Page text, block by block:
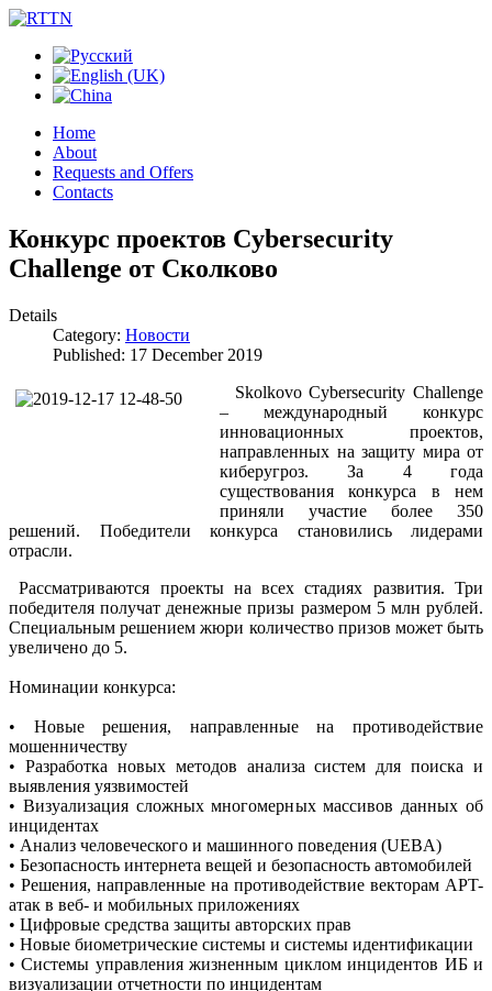
Home
About
Requests and Offers
Contacts
Конкурс проектов Cybersecurity
Challenge от Сколково
Details
Category: Новости
Published: 17 December 2019
Skolkovo Cybersecurity Challenge
– международный конкурс
инновационных проектов,
направленных на защиту мира от
киберугроз. За 4 года
существования конкурса в нем
приняли участие более 350
решений. Победители конкурса становились лидерами
отрасли.
Рассматриваются проекты на всех стадиях развития. Три
победителя получат денежные призы размером 5 млн рублей.
Специальным решением жюри количество призов может быть
увеличено до 5.
Номинации конкурса:
• Новые решения, направленные на противодействие
мошенничеству
• Разработка новых методов анализа систем для поиска и
выявления уязвимостей
• Визуализация сложных многомерных массивов данных об
инцидентах
• Анализ человеческого и машинного поведения (UEBA)
• Безопасность интернета вещей и безопасность автомобилей
• Решения, направленные на противодействие векторам APT-
атак в веб- и мобильных приложениях
• Цифровые средства защиты авторских прав
• Новые биометрические системы и системы идентификации
• Системы управления жизненным циклом инцидентов ИБ и
визуализации отчетности по инцидентам